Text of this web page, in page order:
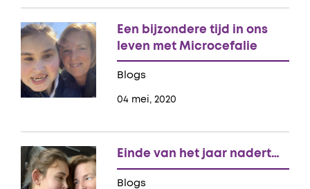
04 mei, 2020
Blogs
Een bijzondere tijd in ons
leven met Microcefalie
Blogs
Einde van het jaar nadert…